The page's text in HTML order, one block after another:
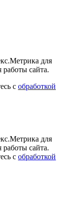
для
сайта.
с обработкой
для
сайта.
с обработкой